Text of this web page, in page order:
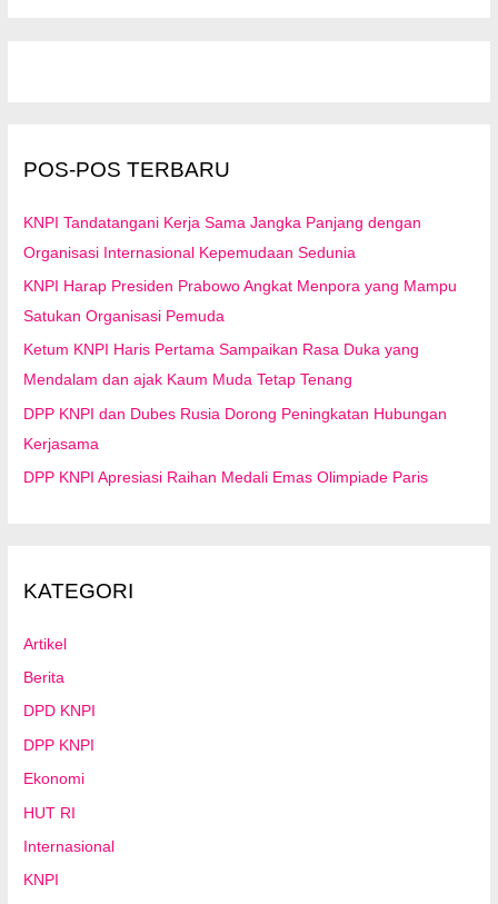
kPOS-POS TERBARU
KNPI Tandatangani Kerja Sama Jangka Panjang dengan
Organisasi Internasional Kepemudaan Sedunia
KNPI Harap Presiden Prabowo Angkat Menpora yang Mampu
Satukan Organisasi Pemuda
Ketum KNPI Haris Pertama Sampaikan Rasa Duka yang
Mendalam dan ajak Kaum Muda Tetap Tenang
DPP KNPI dan Dubes Rusia Dorong Peningkatan Hubungan
Kerjasama
DPP KNPI Apresiasi Raihan Medali Emas Olimpiade Paris
KATEGORI
Artikel
Berita
DPD KNPI
DPP KNPI
Ekonomi
HUT RI
Internasional
KNPI